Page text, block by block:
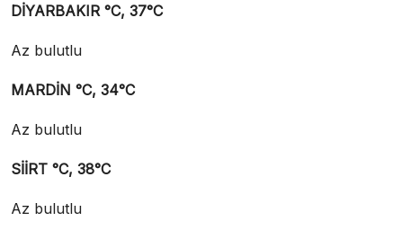
DİYARBAKIR °C, 37°C
Az bulutlu
MARDİN °C, 34°C
Az bulutlu
SİİRT °C, 38°C
Az bulutlu